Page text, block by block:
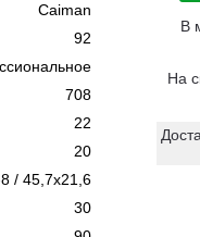
Caiman
92
708
22
20
/ 45,7x21,6
30
В
На